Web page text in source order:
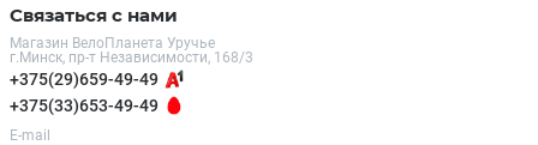
Связаться с нами
Магазин ВелоПланета Уручье
г.Минск, пр-т Независимости, 168/3
+375(29)659-49-49
+375(33)653-49-49
E-mail